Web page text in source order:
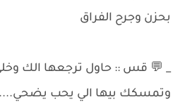
بحزن وجرح الفراق
_ 💬 قس :: حاول ترجعها الك
وتمسكك بيها الي يحب